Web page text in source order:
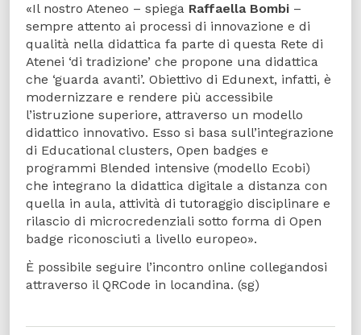
«Il nostro Ateneo – spiega Raffaella Bombi –
sempre attento ai processi di innovazione e di
qualità nella didattica fa parte di questa Rete di
Atenei ‘di tradizione’ che propone una didattica
che ‘guarda avanti’. Obiettivo di Edunext, infatti, è
modernizzare e rendere più accessibile
l’istruzione superiore, attraverso un modello
didattico innovativo. Esso si basa sull’integrazione
di Educational clusters, Open badges e
programmi Blended intensive (modello Ecobi)
che integrano la didattica digitale a distanza con
quella in aula, attività di tutoraggio disciplinare e
rilascio di microcredenziali sotto forma di Open
badge riconosciuti a livello europeo».
È possibile seguire l’incontro online collegandosi
attraverso il QRCode in locandina. (sg)